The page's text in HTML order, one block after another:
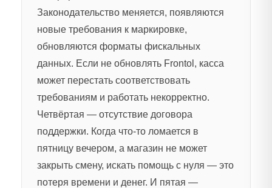
Законодательство меняется, появляются
новые требования к маркировке,
обновляются форматы фискальных
данных. Если не обновлять Frontol, касса
может перестать соответствовать
требованиям и работать некорректно.
Четвёртая — отсутствие договора
поддержки. Когда что-то ломается в
пятницу вечером, а магазин не может
закрыть смену, искать помощь с нуля — это
потеря времени и денег. И пятая —